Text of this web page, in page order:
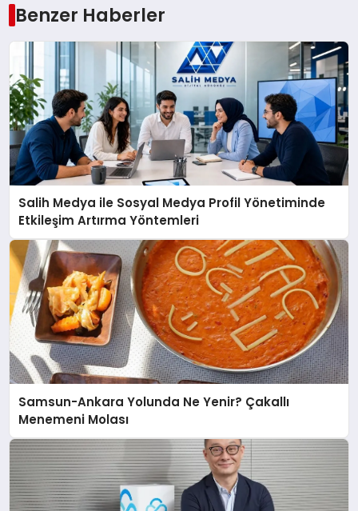
Benzer Haberler
Salih Medya ile Sosyal Medya Profil Yönetiminde
Etkileşim Artırma Yöntemleri
Samsun-Ankara Yolunda Ne Yenir? Çakallı
Menemeni Molası